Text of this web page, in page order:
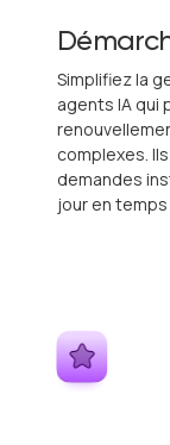
Simplifiez la
agents IA qui
complexes.
demandes
jour en temps